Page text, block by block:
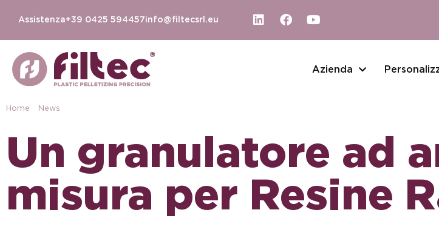
Assistenza+39 0425 594457info@filtecsrl.eu
Azienda
Home News
Un granulatore ad
misura per Resine